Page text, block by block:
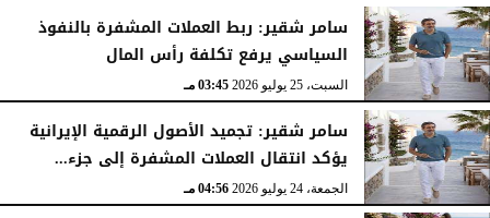
سامر شقير: ربط العملات المشفرة بالنفوذ
السياسي يرفع تكلفة رأس المال
السبت، 25 يوليو 2026 03:45 مـ
سامر شقير: تجميد الأصول الرقمية الإيرانية
يؤكد انتقال العملات المشفرة إلى جزء...
الجمعة، 24 يوليو 2026 04:56 مـ